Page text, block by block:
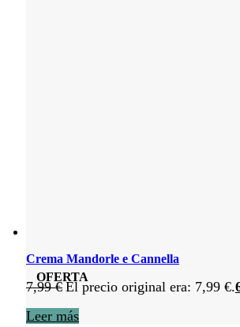
OFERTA
Crema Mandorle e Cannella
7,99€ El precio original era: 7,99 €.
Leer más